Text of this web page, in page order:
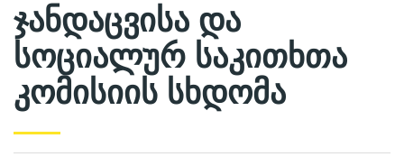
ჯანდაცვისა და
სოციალურ საკითხთა
კომისიის სხდომა